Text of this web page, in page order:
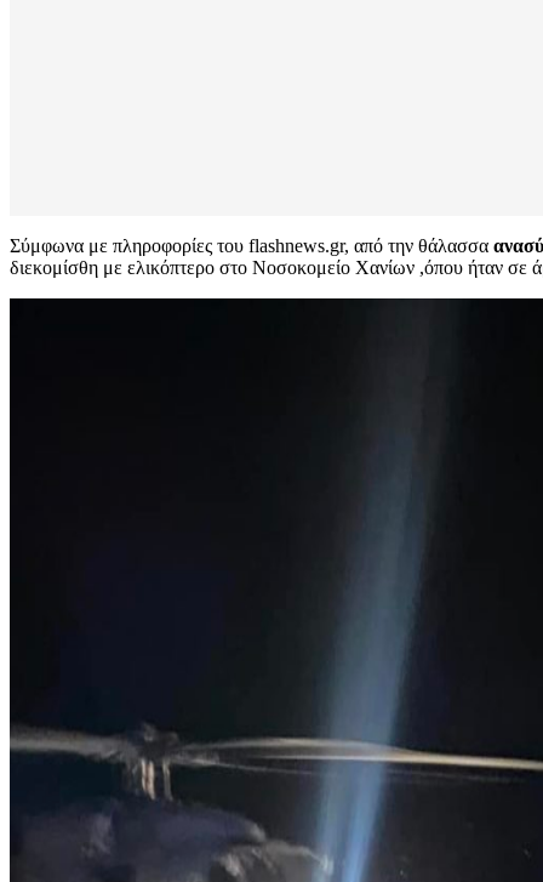
Σύμφωνα με πληροφορίες του flashnews.gr, από την θάλασσα
διεκομίσθη με ελικόπτερο στο Νοσοκομείο Χανίων ,όπου ήταν σε